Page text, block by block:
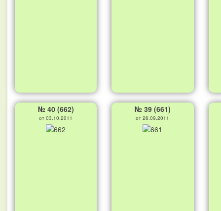
№ 40 (662)
от 03.10.2011
№ 39 (661)
от 26.09.2011